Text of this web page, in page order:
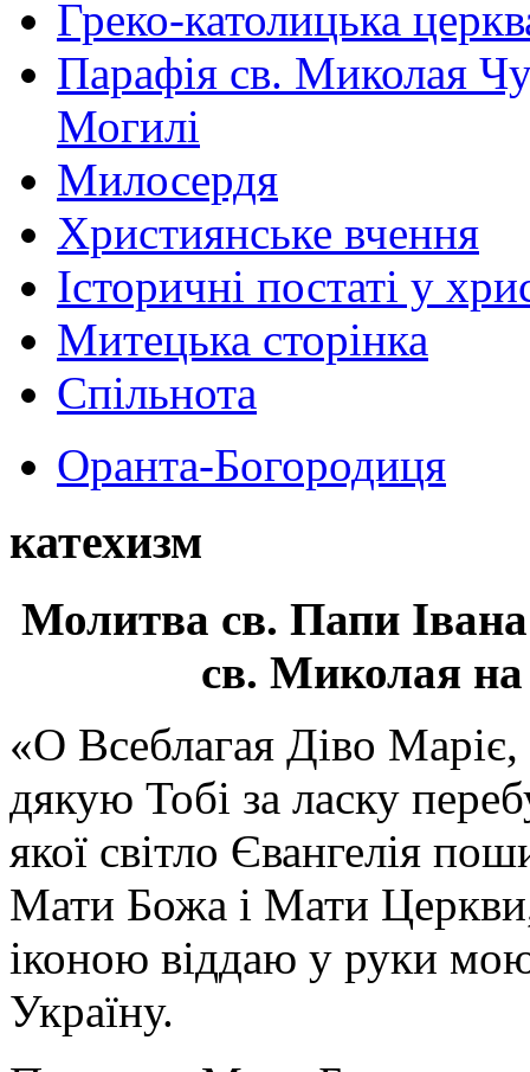
Греко-католицька
Парафія св. Миколая
Могилі
Милосердя
Християнське вчення
Історичні постаті у
Митецька сторінка
Спільнота
Оранта-Богородиця
катехизм
Молитва св. Папи
св. Миколая на
«О Всеблагая Діво
дякую Тобі за ласку
якої світло Євангелія
Мати Божа і Мати
іконою віддаю у руки
Україну.